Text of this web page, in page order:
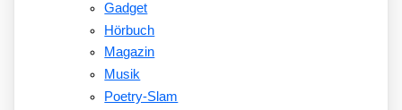
Gadget
Hörbuch
Magazin
Musik
Poetry-Slam